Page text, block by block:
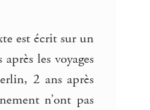
est écrit sur un
les voyages
2 ans après
n’ont pas